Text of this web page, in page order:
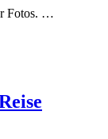
Fotos. …